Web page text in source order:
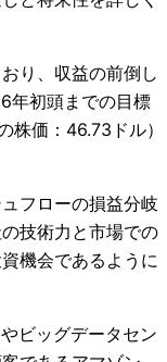
り、収益の前倒し
年初頭までの目標
株価：46.73ドル）
フローの損益分岐
技術力と市場での
機会であるように
ビッグデータセン